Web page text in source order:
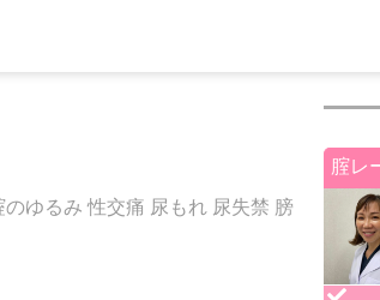
ゆるみ 性交痛 尿もれ 尿失禁 膀
腟レ